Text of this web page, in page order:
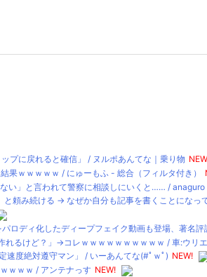
プに戻れると確信」 / ヌルポあんてな｜乗り物
果ｗｗｗｗｗ / にゅーもふ - 総合（フィルタ付き）
い」と言われて警察に相談しにいくと…… / anaguro
頼み続ける → なぜか自分も記事を書くことになっ
ロディ化したディープフェイク動画も登場、著名
るけど？」→コレｗｗｗｗｗｗｗｗｗｗ / 車:ウリ
速度絶対遵守マン」 / いーあんてな(#ﾟｗﾟ) NEW!
ｗｗｗ / アンテナっす NEW!